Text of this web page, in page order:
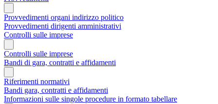
Provvedimenti organi indirizzo politico
Provvedimenti dirigenti amministrativi
Controlli sulle imprese
Controlli sulle imprese
Bandi di gara, contratti e affidamenti
Riferimenti normativi
Bandi gara, contratti e affidamenti
Informazioni sulle singole procedure in formato tabellare